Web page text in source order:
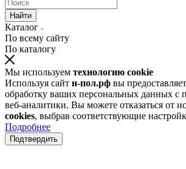
Найти
Каталог
По всему сайту
По каталогу
Мы используем технологию cookie
Используя сайт н-пол.рф вы
обработку ваших персональных данных с
веб-аналитики. Вы можете отказаться от
cookies, выбрав соответствующие
Подробнее
Подтвердить